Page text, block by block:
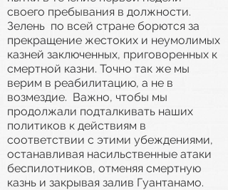
своего пребывания в должности.
Зелень по всей стране борются за
прекращение жестоких и неумолимых
казней заключенных, приговоренных к
смертной казни. Точно так же мы
верим в реабилитацию, а не в
возмездие. Важно, чтобы мы
продолжали подталкивать наших
политиков к действиям в
соответствии с этими убеждениями,
останавливая насильственные атаки
беспилотников, отменяя смертную
казнь и закрывая залив Гуантанамо.